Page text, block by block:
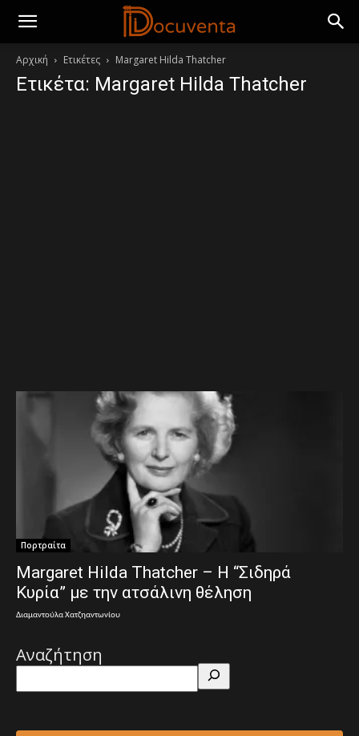
Αρχική Ετικέτες Margaret Hilda Thatcher
Ετικέτα: Margaret Hilda Thatcher
Πορτραίτα
Margaret Hilda Thatcher – Η “Σιδηρά
Κυρία” με την ατσάλινη θέληση
Διαμαντούλα Χατζηαντωνίου
Αναζήτηση